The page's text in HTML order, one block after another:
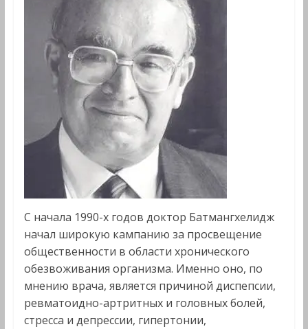
С начала 1990-х годов доктор Батмангхелидж
начал широкую кампанию за просвещение
общественности в области хронического
обезвоживания организма. Именно оно, по
мнению врача, является причиной диспепсии,
ревматоидно-артритных и головных болей,
стресса и депрессии, гипертонии,